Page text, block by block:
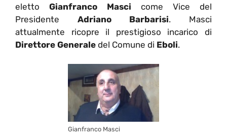
eletto Gianfranco Masci come Vice del
Presidente Adriano Barbarisi. Masci
attualmente ricopre il prestigioso incarico di
Direttore Generale del Comune di Eboli.
Gianfranco Masci